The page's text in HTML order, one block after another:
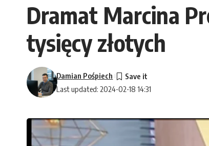
Dramat Marcina
tysięcy złotych
Last updated: 2024-02-18 14:31
Damian Pośpiech